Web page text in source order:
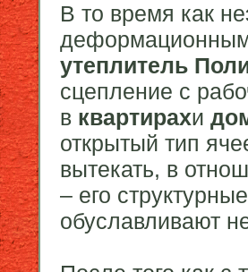
В то время как
деформационным
утеплитель
сцепление с
в квартирахи
открытый тип
вытекать, в
– его
обуславливают